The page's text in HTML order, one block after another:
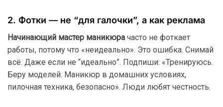
2. Фотки — не “для галочки”, а как реклама
Начинающий мастер маникюра часто не фоткает
работы, потому что «неидеально». Это ошибка. Снимай
всё. Даже если не “идеально”. Подпиши: «Тренируюсь.
Беру моделей. Маникюр в домашних условиях,
пилочная техника, безопасно». Люди любят честность.